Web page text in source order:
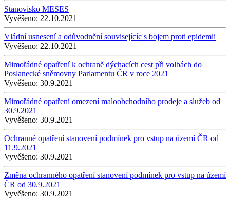
Stanovisko MESES
Vyvěšeno: 22.10.2021
Vládní usnesení a odůvodnění souvisejícíc s bojem proti epidemii
Vyvěšeno: 22.10.2021
Mimořádné opatření k ochraně dýchacích cest při volbách do
Poslanecké sněmovny Parlamentu ČR v roce 2021
Vyvěšeno: 30.9.2021
Mimořádné opatření omezení maloobchodního prodeje a služeb od
30.9.2021
Vyvěšeno: 30.9.2021
Ochranné opatření stanovení podmínek pro vstup na území ČR od
11.9.2021
Vyvěšeno: 30.9.2021
Změna ochranného opatření stanovení podmínek pro vstup na území
ČR od 30.9.2021
Vyvěšeno: 30.9.2021